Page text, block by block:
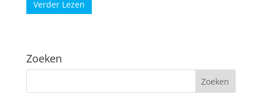
Verder Lezen
Zoeken